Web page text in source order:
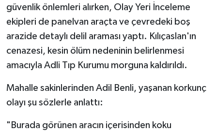
güvenlik önlemleri alırken, Olay Yeri İnceleme
ekipleri de panelvan araçta ve çevredeki boş
arazide detaylı delil araması yaptı. Kılıçaslan'ın
cenazesi, kesin ölüm nedeninin belirlenmesi
amacıyla Adli Tıp Kurumu morguna kaldırıldı.
Mahalle sakinlerinden Adil Benli, yaşanan korkunç
olayı şu sözlerle anlattı:
"Burada görünen aracın içerisinden koku